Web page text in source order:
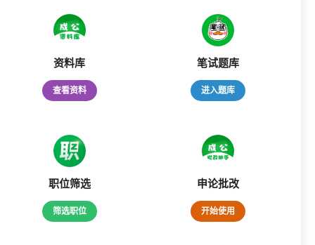
资料库
查看资料
笔试题库
进入题库
职位筛选
筛选职位
申论批改
开始使用